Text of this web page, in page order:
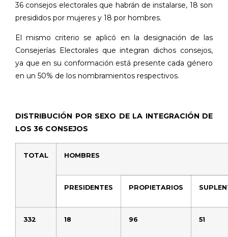
36 consejos electorales que habrán de instalarse, 18 son
presididos por mujeres y 18 por hombres.
El mismo criterio se aplicó en la designación de las
Consejerías Electorales que integran dichos consejos,
ya que en su conformación está presente cada género
en un 50% de los nombramientos respectivos.
DISTRIBUCIÓN POR SEXO DE LA INTEGRACIÓN DE
LOS 36 CONSEJOS
TOTAL HOMBRES
PRESIDENTES PROPIETARIOS
332 18 96 51